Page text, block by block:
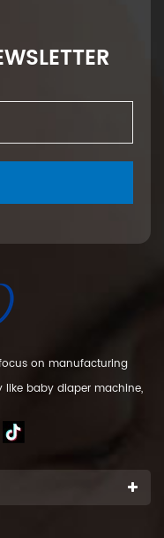
on manufacturing
baby diaper machine,
Province, China. And